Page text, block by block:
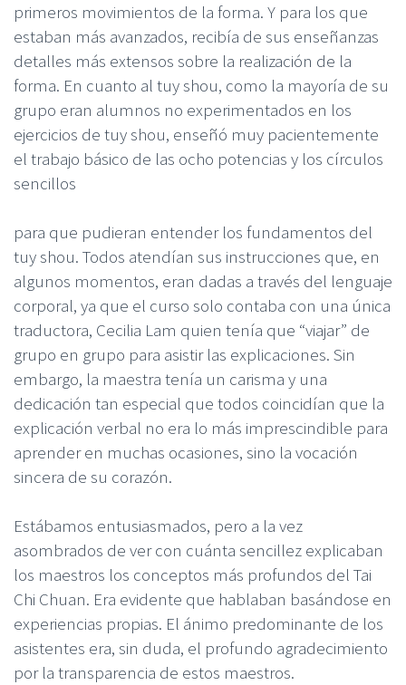
primeros movimientos de la forma. Y para los que
estaban más avanzados, recibía de sus enseñanzas
detalles más extensos sobre la realización de la
forma. En cuanto al tuy shou, como la mayoría de su
grupo eran alumnos no experimentados en los
ejercicios de tuy shou, enseñó muy pacientemente
el trabajo básico de las ocho potencias y los círculos
sencillos
para que pudieran entender los fundamentos del
tuy shou. Todos atendían sus instrucciones que, en
algunos momentos, eran dadas a través del lenguaje
corporal, ya que el curso solo contaba con una única
traductora, Cecilia Lam quien tenía que “viajar” de
grupo en grupo para asistir las explicaciones. Sin
embargo, la maestra tenía un carisma y una
dedicación tan especial que todos coincidían que la
explicación verbal no era lo más imprescindible para
aprender en muchas ocasiones, sino la vocación
sincera de su corazón.
Estábamos entusiasmados, pero a la vez
asombrados de ver con cuánta sencillez explicaban
los maestros los conceptos más profundos del Tai
Chi Chuan. Era evidente que hablaban basándose en
experiencias propias. El ánimo predominante de los
asistentes era, sin duda, el profundo agradecimiento
por la transparencia de estos maestros.